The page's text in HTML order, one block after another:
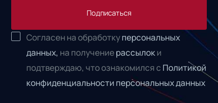
Подписаться
Согласен на обработкуперсональных
данных, на получениерассылоки
подтверждаю, что ознакомился с Политикой
конфиденциальности персональных данных